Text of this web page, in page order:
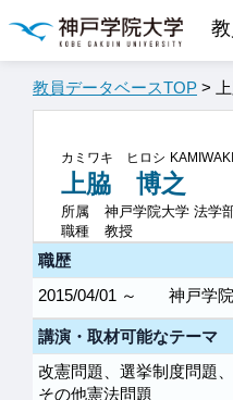
教員データベースTOP >
カミワキ ヒロシ
上脇 博之
所属
神戸学院大学 法学
職種
教授
職歴
2015/04/01 ～
神戸学
講演・取材可能なテーマ
改憲問題、選挙制度問題
その他憲法問題